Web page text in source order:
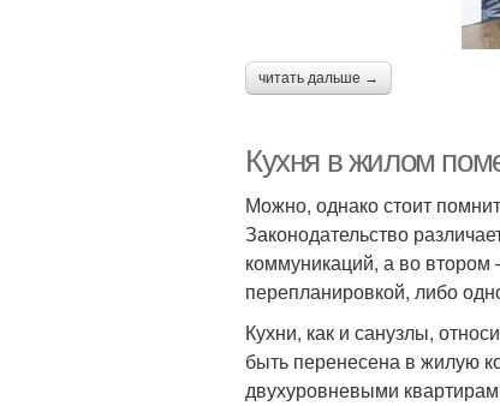
читать дальше →
Кухня в жилом
Можно, однако стоит
Законодательство
коммуникаций, а во втором
перепланировкой, либо
Кухни, как и санузлы,
быть перенесена в жилую
двухуровневыми